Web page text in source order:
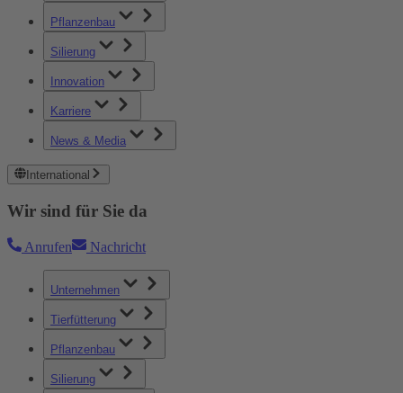
Pflanzenbau
Silierung
Innovation
Karriere
News & Media
International
Wir sind für Sie da
Anrufen Nachricht
Unternehmen
Tierfütterung
Pflanzenbau
Silierung